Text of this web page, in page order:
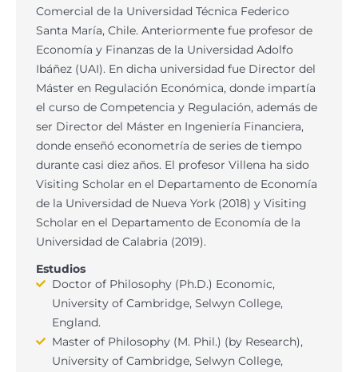
Comercial de la Universidad Técnica Federico
Santa María, Chile. Anteriormente fue profesor de
Economía y Finanzas de la Universidad Adolfo
Ibáñez (UAI). En dicha universidad fue Director del
Máster en Regulación Económica, donde impartía
el curso de Competencia y Regulación, además de
ser Director del Máster en Ingeniería Financiera,
donde enseñó econometría de series de tiempo
durante casi diez años. El profesor Villena ha sido
Visiting Scholar en el Departamento de Economía
de la Universidad de Nueva York (2018) y Visiting
Scholar en el Departamento de Economía de la
Universidad de Calabria (2019).
Estudios
Doctor of Philosophy (Ph.D.) Economic,
University of Cambridge, Selwyn College,
England.
Master of Philosophy (M. Phil.) (by Research),
University of Cambridge, Selwyn College,